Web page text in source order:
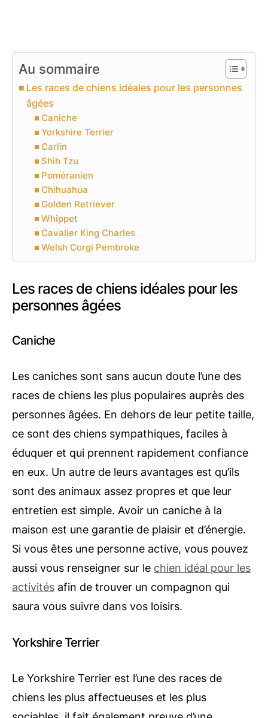
Au sommaire
Les races de chiens idéales pour les personnes
âgées
Caniche
Yorkshire Terrier
Carlin
Shih Tzu
Poméranien
Chihuahua
Golden Retriever
Whippet
Cavalier King Charles
Welsh Corgi Pembroke
Les races de chiens idéales pour les
personnes âgées
Caniche
Les caniches sont sans aucun doute l’une des
races de chiens les plus populaires auprès des
personnes âgées. En dehors de leur petite taille,
ce sont des chiens sympathiques, faciles à
éduquer et qui prennent rapidement confiance
en eux. Un autre de leurs avantages est qu’ils
sont des animaux assez propres et que leur
entretien est simple. Avoir un caniche à la
maison est une garantie de plaisir et d’énergie.
Si vous êtes une personne active, vous pouvez
aussi vous renseigner sur le chien idéal pour les
activités afin de trouver un compagnon qui
saura vous suivre dans vos loisirs.
Yorkshire Terrier
Le Yorkshire Terrier est l’une des races de
chiens les plus affectueuses et les plus